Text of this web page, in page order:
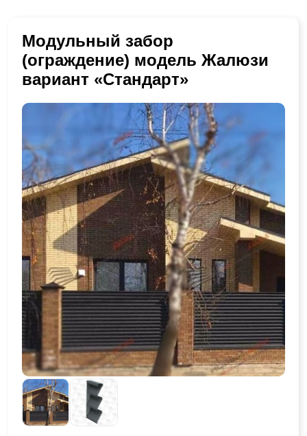
Модульный забор
(ограждение) модель Жалюзи
вариант «Стандарт»